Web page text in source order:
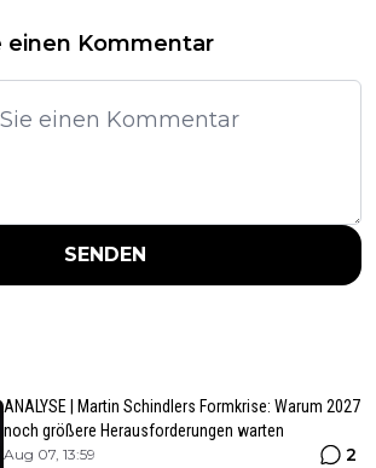
einen Kommentar
SENDEN
ANALYSE | Martin Schindlers Formkrise: Warum 2027
noch größere Herausforderungen warten
Aug 07, 13:59 2